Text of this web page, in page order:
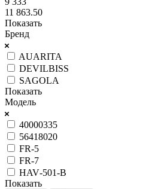
11 863.50
Показать
Бренд
AUARITA
DEVILBISS
SAGOLA
Показать
Модель
40000335
56418020
FR-5
FR-7
HAV‑501‑B
Показать